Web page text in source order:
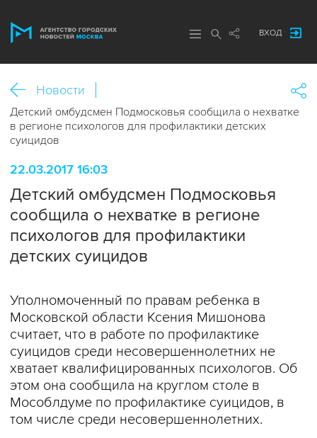
ВХОД
Новости
Детский омбудсмен Подмосковья сообщила о нехватке
в регионе психологов для профилактики детских
суицидов
22.03.2017 16:03
Детский омбудсмен Подмосковья
сообщила о нехватке в регионе
психологов для профилактики
детских суицидов
Уполномоченный по правам ребенка в
Московской области Ксения Мишонова
считает, что в работе по профилактике
суицидов среди несовершеннолетних не
хватает квалифицированных психологов. Об
этом она сообщила на круглом столе в
Мособлдуме по профилактике суицидов, в
том числе среди несовершеннолетних.